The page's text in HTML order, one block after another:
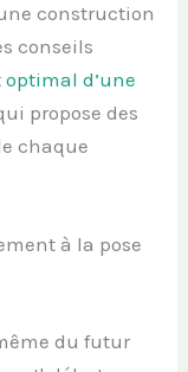
construction
conseils
d’une
propose des
chaque
à la pose
du futur